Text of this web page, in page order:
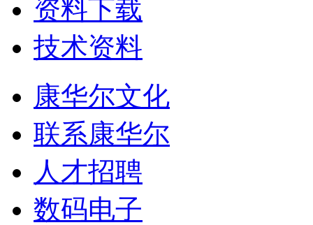
资料下载
技术资料
康华尔文化
联系康华尔
人才招聘
数码电子